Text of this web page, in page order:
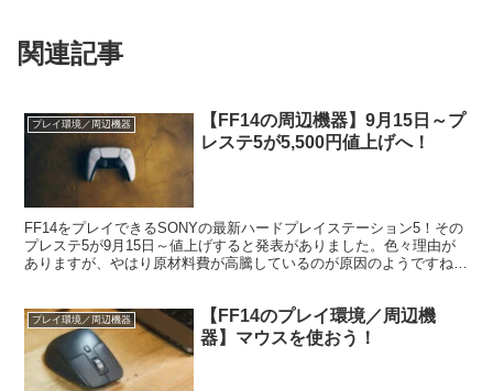
関連記事
プレイ環境／周辺機器
【FF14の周辺機器】9月15日～プ
レステ5が5,500円値上げへ！
FF14をプレイできるSONYの最新ハードプレイステーション5！その
プレステ5が9月15日～値上げすると発表がありました。色々理由が
ありますが、やはり原材料費が高騰しているのが原因のようですね。
プレイ環境／周辺機器
【FF14のプレイ環境／周辺機
器】マウスを使おう！